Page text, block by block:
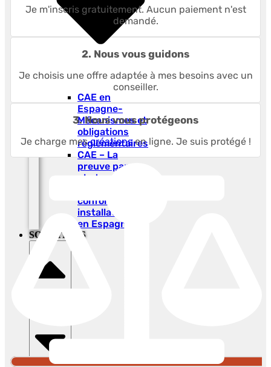
CAE en
Espagne-
Mécanismes et
obligations
règlementaires
CAE – La
preuve par
photo
conformité des
installations
en Espagne
SOLUTIONS
Je m'inscris gratuitement. Aucun paiement n'est
demandé.
2. Nous vous guidons
Je choisis une offre adaptée à mes besoins avec un
conseiller.
3. Nous vous protégeons
Je charge mescréationsen ligne. Je suis protégé !